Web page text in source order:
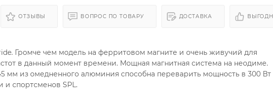
ОТЗЫВЫ ВОПРОС ПО ТОВАРУ ДОСТАВКА
Громче чем модель на ферритовом магните и очень живучий для
в данный момент времени. Мощная магнитная система на неодиме.
мм из омедненного алюминия способна переварить мощность в 300 Вт
и спортсменов SPL.